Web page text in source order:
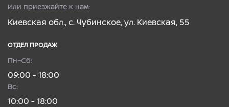
Или приезжайте к нам:
Киевская обл., с. Чубинское, ул. Киевская, 55
ОТДЕЛ ПРОДАЖ
Пн–Сб:
09:00 - 18:00
Вc:
10:00 - 18:00